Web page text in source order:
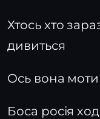
Хтось хто
дивиться
Ось вона
Боса росія